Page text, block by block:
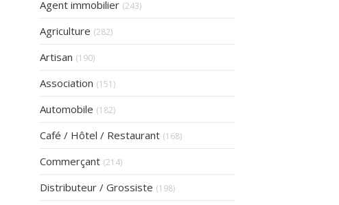
Agent immobilier (243)Articles Count
Agriculture (282)Articles Count
Artisan (190)Articles Count
Association (151)Articles Count
Automobile (182)Articles Count
Café / Hôtel / Restaurant (168)Articles Count
Commerçant (214)Articles Count
Distributeur / Grossiste (198)Articles Count